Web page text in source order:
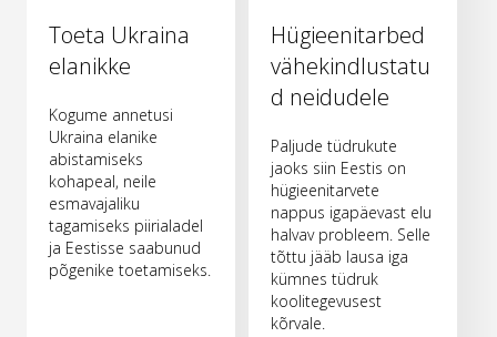
Toeta Ukraina
elanikke
Kogume annetusi
Ukraina elanike
abistamiseks
kohapeal, neile
esmavajaliku
tagamiseks piirialadel
ja Eestisse saabunud
põgenike toetamiseks.
Hügieenitarbed
vähekindlustatu
d neidudele
Paljude tüdrukute
jaoks siin Eestis on
hügieenitarvete
nappus igapäevast elu
halvav probleem. Selle
tõttu jääb lausa iga
kümnes tüdruk
koolitegevusest
kõrvale.